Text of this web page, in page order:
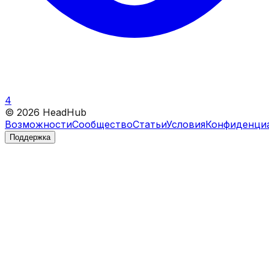
4
© 2026 HeadHub
ВозможностиСообществоСтатьиУсловия
Поддержка